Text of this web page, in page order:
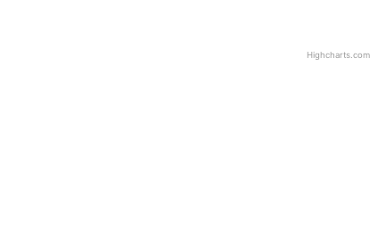
Highcharts.com